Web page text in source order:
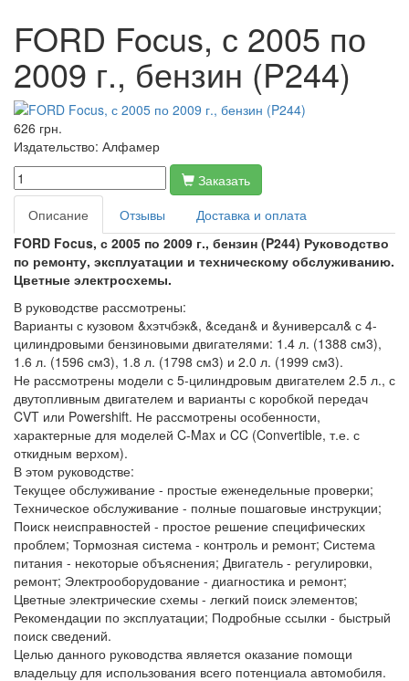
FORD Focus, с 2005 по
2009 г., бензин (P244)
626 грн.
Издательство: Алфамер
Заказать
Описание
Отзывы
Доставка и оплата
FORD Focus, с 2005 по 2009 г., бензин (P244) Руководство
по ремонту, эксплуатации и техническому обслуживанию.
Цветные электросхемы.
В руководстве рассмотрены:
Варианты с кузовом &хэтчбэк&, &седан& и &универсал& с 4-
цилиндровыми бензиновыми двигателями: 1.4 л. (1388 см3),
1.6 л. (1596 см3), 1.8 л. (1798 см3) и 2.0 л. (1999 см3).
Не рассмотрены модели с 5-цилиндровым двигателем 2.5 л., с
двутопливным двигателем и варианты с коробкой передач
CVT или Powershift. Не рассмотрены особенности,
характерные для моделей C-Max и CC (Convertible, т.е. с
откидным верхом).
В этом руководстве:
Текущее обслуживание - простые еженедельные проверки;
Техническое обслуживание - полные пошаговые инструкции;
Поиск неисправностей - простое решение специфических
проблем; Тормозная система - контроль и ремонт; Система
питания - некоторые объяснения; Двигатель - регулировки,
ремонт; Электрооборудование - диагностика и ремонт;
Цветные электрические схемы - легкий поиск элементов;
Рекомендации по эксплуатации; Подробные ссылки - быстрый
поиск сведений.
Целью данного руководства является оказание помощи
владельцу для использования всего потенциала автомобиля.